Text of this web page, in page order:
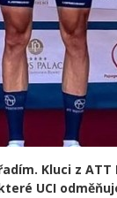
Kluci z
UCI